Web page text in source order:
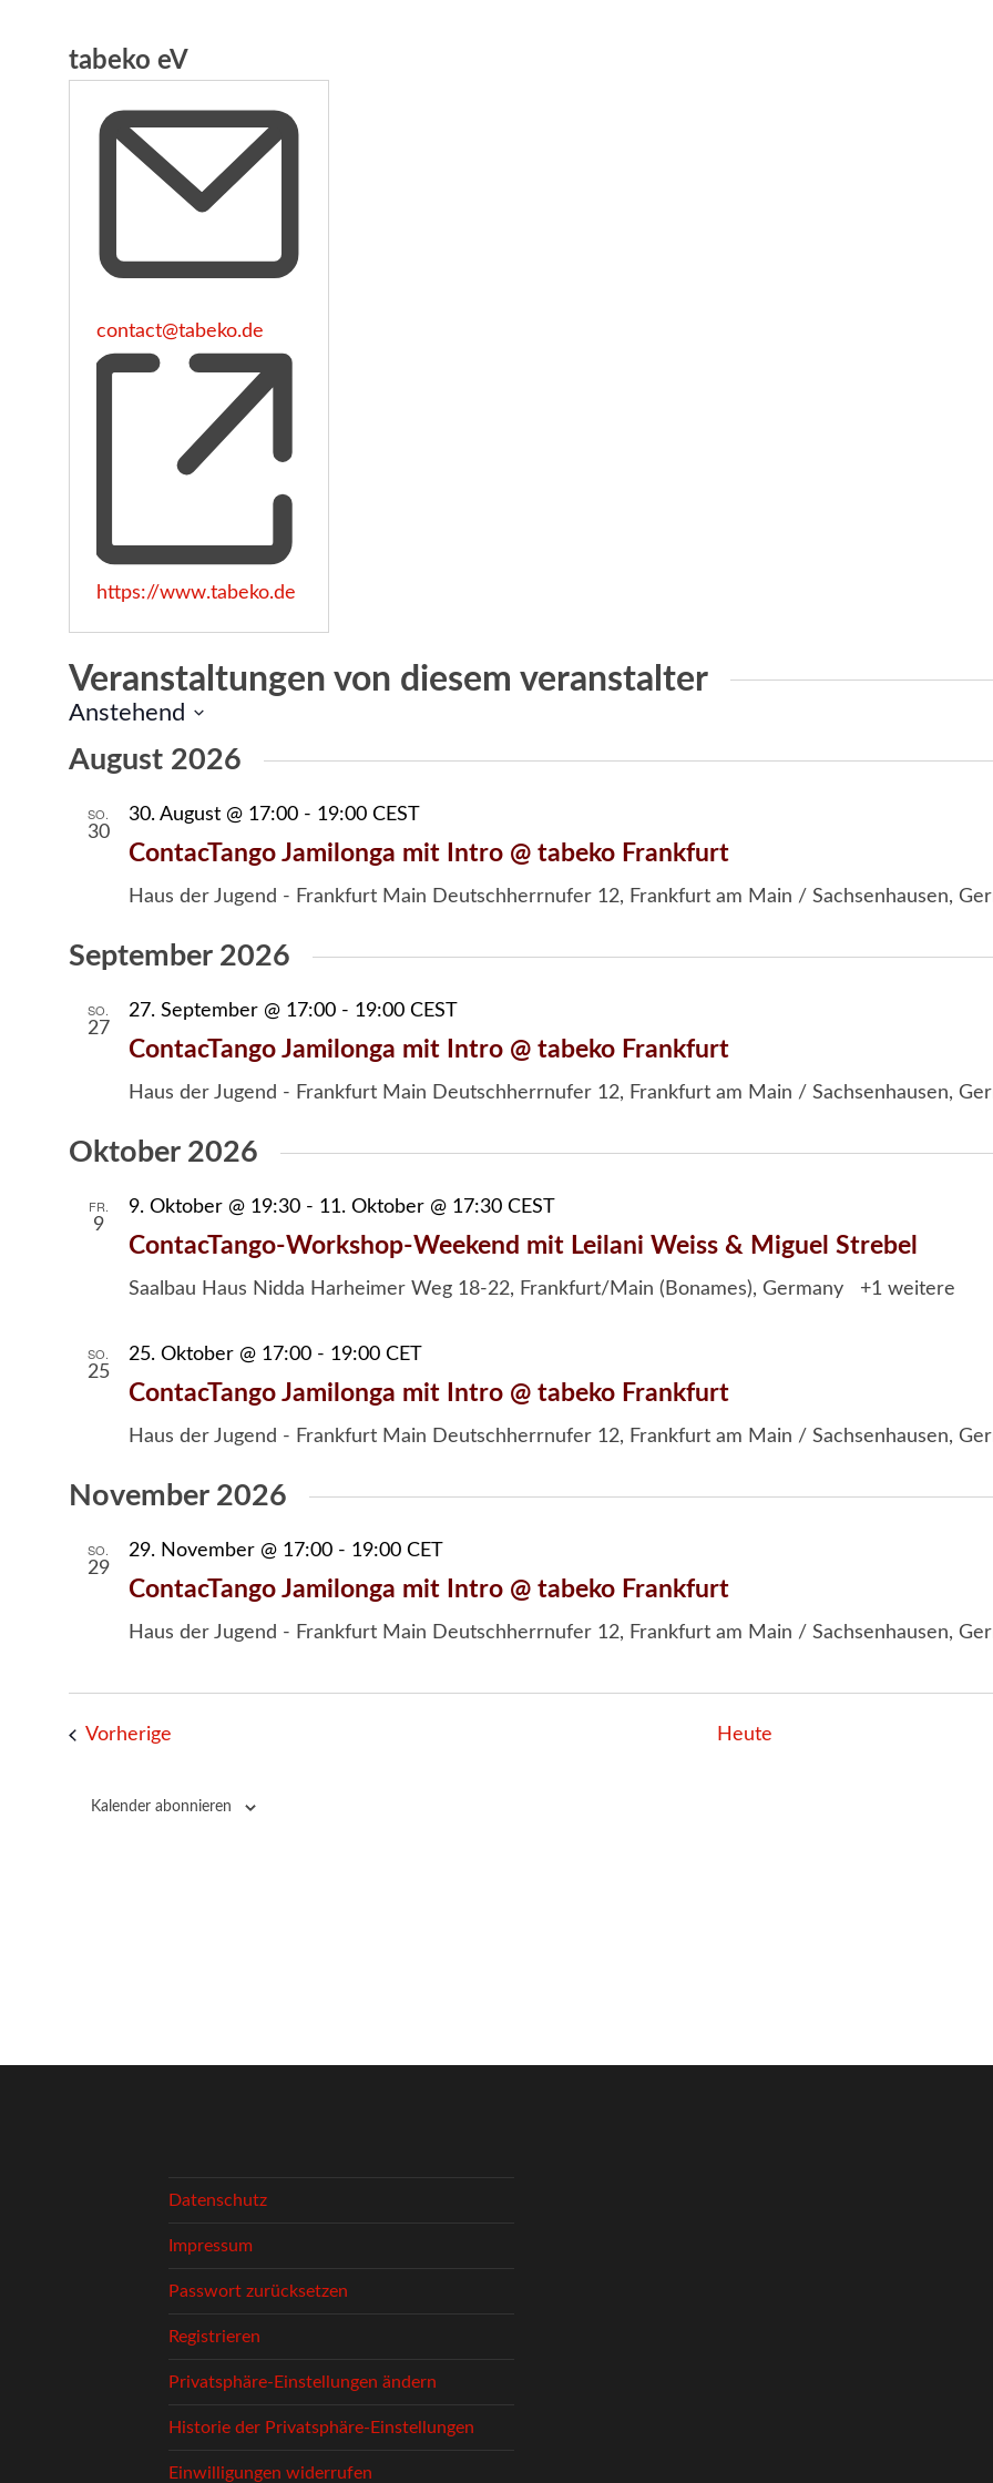
tabeko eV
Email
contact@tabeko.de
Webseite
https://www.tabeko.de
Veranstaltungen von diesem veranstalter
Anstehend
wählen.
August 2026
SO.
30
ContacTango Jamilonga mit Intro @ tabeko Frankfurt
30. August @ 17:00- 19:00 CEST
Haus der Jugend - Frankfurt Main Deutschherrnufer 12, Frankfurt am Main / Sachsenhausen,
September 2026
SO.
27
ContacTango Jamilonga mit Intro @ tabeko Frankfurt
27. September @ 17:00- 19:00 CEST
Haus der Jugend - Frankfurt Main Deutschherrnufer 12, Frankfurt am Main / Sachsenhausen,
Oktober 2026
FR.
9
ContacTango-Workshop-Weekend mit Leilani Weiss & Miguel Strebel
9. Oktober @ 19:30- 11. Oktober @ 17:30 CEST
Saalbau Haus Nidda Harheimer Weg 18-22, Frankfurt/Main (Bonames), Germany +1 weitere
SO.
25
ContacTango Jamilonga mit Intro @ tabeko Frankfurt
25. Oktober @ 17:00- 19:00 CET
Haus der Jugend - Frankfurt Main Deutschherrnufer 12, Frankfurt am Main / Sachsenhausen,
November 2026
SO.
29
ContacTango Jamilonga mit Intro @ tabeko Frankfurt
29. November @ 17:00- 19:00 CET
Haus der Jugend - Frankfurt Main Deutschherrnufer 12, Frankfurt am Main / Sachsenhausen,
VorherigeVeranstaltungen Heute
Kalender abonnieren
Datenschutz
Impressum
Passwort zurücksetzen
Registrieren
Privatsphäre-Einstellungen ändern
Historie der Privatsphäre-Einstellungen
Einwilligungen widerrufen